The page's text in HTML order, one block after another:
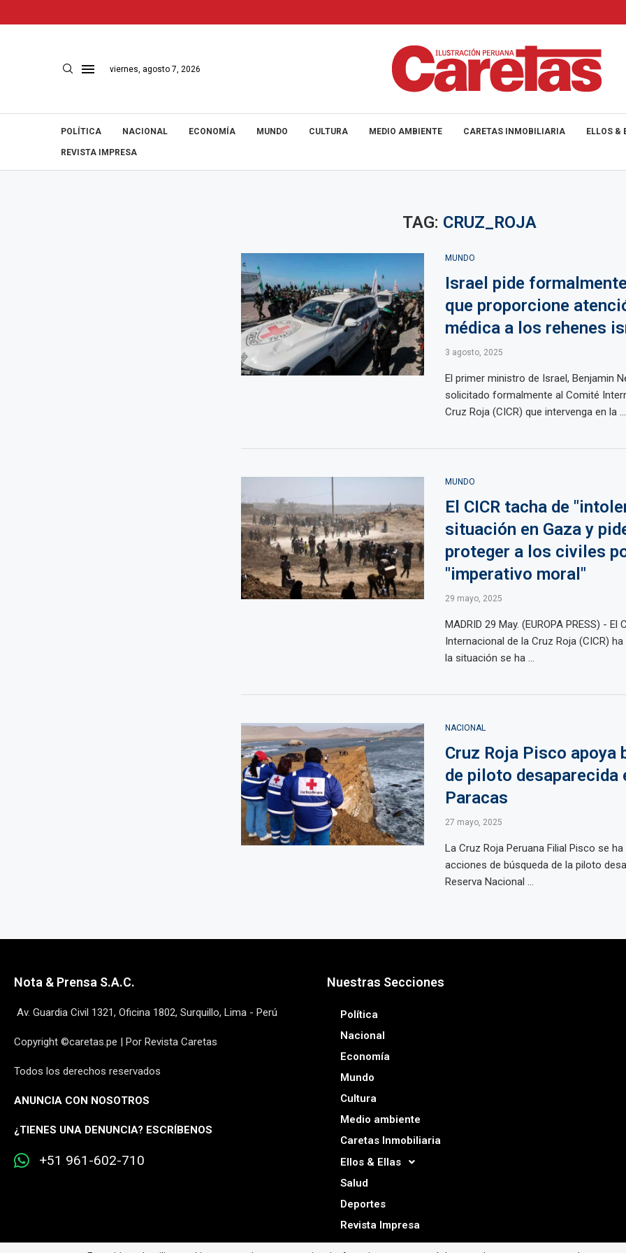
viernes, agosto 7, 2026
POLÍTICA NACIONAL ECONOMÍA MUNDO CULTURA MEDIO AMBIENTE CARETAS INMOBILIARIA ELLOS &
REVISTA IMPRESA
TAG: CRUZ_ROJA
MUNDO
Israel pide
que proporcione
médica a los rehenes
3 agosto, 2025
El primer ministro de Israel, Benjamin
solicitado formalmente al Comité
Cruz Roja (CICR) que intervenga en la ...
MUNDO
El CICR tacha de
situación en Gaza y
proteger a los civiles
"imperativo moral"
29 mayo, 2025
MADRID 29 May. (EUROPA PRESS) - El
Internacional de la Cruz Roja (CICR)
la situación se ha ...
NACIONAL
Cruz Roja Pisco apoya
de piloto desaparecida
Paracas
27 mayo, 2025
La Cruz Roja Peruana Filial Pisco se
acciones de búsqueda de la piloto
Reserva Nacional ...
Nota & Prensa S.A.C.
Av. Guardia Civil 1321, Oficina 1802, Surquillo, Lima - Perú
Copyright ©caretas.pe | Por Revista Caretas
Todos los derechos reservados
ANUNCIA CON NOSOTROS
¿TIENES UNA DENUNCIA? ESCRÍBENOS
+51 961-602-710
Nuestras Secciones
Política
Nacional
Economía
Mundo
Cultura
Medio ambiente
Caretas Inmobiliaria
Ellos & Ellas
Salud
Deportes
Revista Impresa